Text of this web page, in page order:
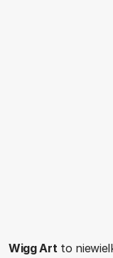
Wigg Artto